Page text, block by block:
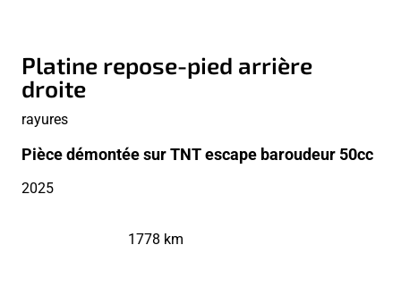
Platine repose-pied arrière
droite
rayures
Pièce démontée sur TNT escape baroudeur 50cc
2025
1778 km